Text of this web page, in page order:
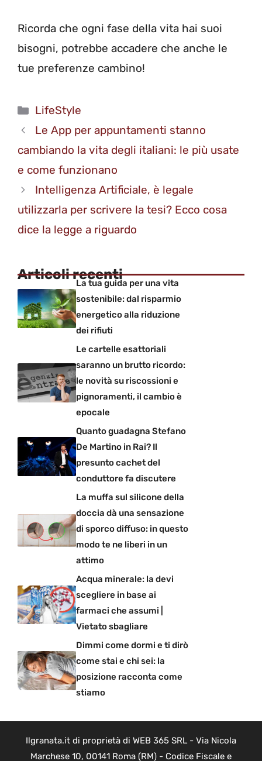
Ricorda che ogni fase della vita hai suoi
bisogni, potrebbe accadere che anche le
tue preferenze cambino!
Categorie
LifeStyle
Le App per appuntamenti stanno
cambiando la vita degli italiani: le più usate
e come funzionano
Intelligenza Artificiale, è legale
utilizzarla per scrivere la tesi? Ecco cosa
dice la legge a riguardo
Articoli recenti
La tua guida per una vita
sostenibile: dal risparmio
energetico alla riduzione
dei rifiuti
Le cartelle esattoriali
saranno un brutto ricordo:
le novità su riscossioni e
pignoramenti, il cambio è
epocale
Quanto guadagna Stefano
De Martino in Rai? Il
presunto cachet del
conduttore fa discutere
La muffa sul silicone della
doccia dà una sensazione
di sporco diffuso: in questo
modo te ne liberi in un
attimo
Acqua minerale: la devi
scegliere in base ai
farmaci che assumi |
Vietato sbagliare
Dimmi come dormi e ti dirò
come stai e chi sei: la
posizione racconta come
stiamo
Ilgranata.it di proprietà di WEB 365 SRL - Via Nicola
Marchese 10, 00141 Roma (RM) - Codice Fiscale e